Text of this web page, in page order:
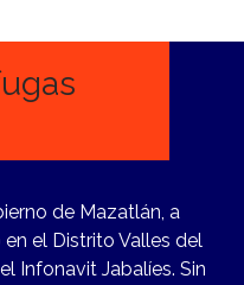
de Mazatlán, a
el Distrito Valles del
Infonavit Jabalíes. Sin